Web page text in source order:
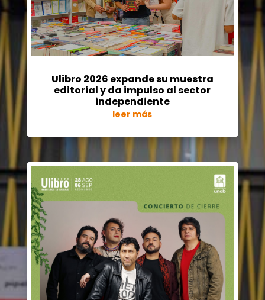
Ulibro 2026 expande su muestra
editorial y da impulso al sector
independiente
leer más